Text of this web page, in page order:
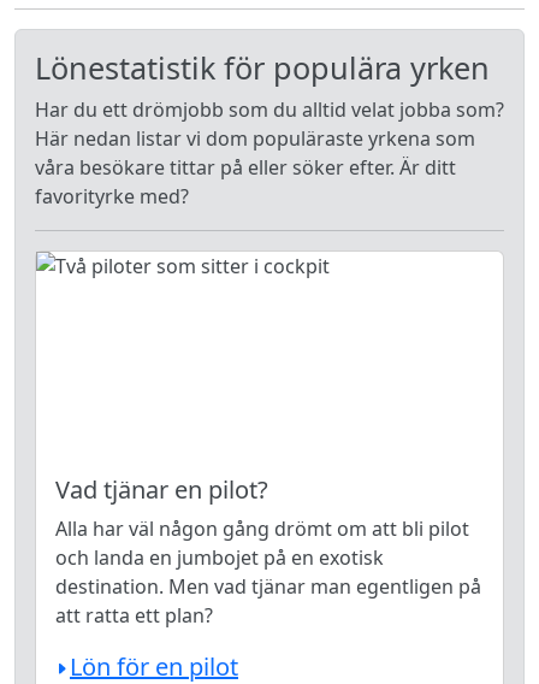
Lönestatistik för populära yrken
Har du ett drömjobb som du alltid velat jobba som?
Här nedan listar vi dom populäraste yrkena som
våra besökare tittar på eller söker efter. Är ditt
favorityrke med?
Vad tjänar en pilot?
Alla har väl någon gång drömt om att bli pilot
och landa en jumbojet på en exotisk
destination. Men vad tjänar man egentligen på
att ratta ett plan?
Lön för en pilot